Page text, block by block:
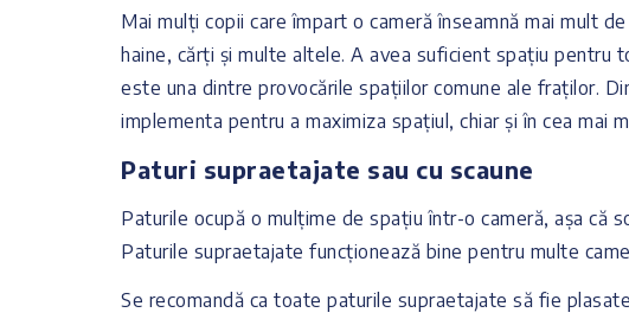
Mai mulți copii care împart o cameră înseamnă mai mult
haine, cărți și multe altele. A avea suficient spațiu pentru
este una dintre provocările spațiilor comune ale fraților.
implementa pentru a maximiza spațiul, chiar și în cea mai
Paturi supraetajate sau cu scaune
Paturile ocupă o mulțime de spațiu într-o cameră, așa că
Paturile supraetajate funcționează bine pentru multe
Se recomandă ca toate paturile supraetajate să fie